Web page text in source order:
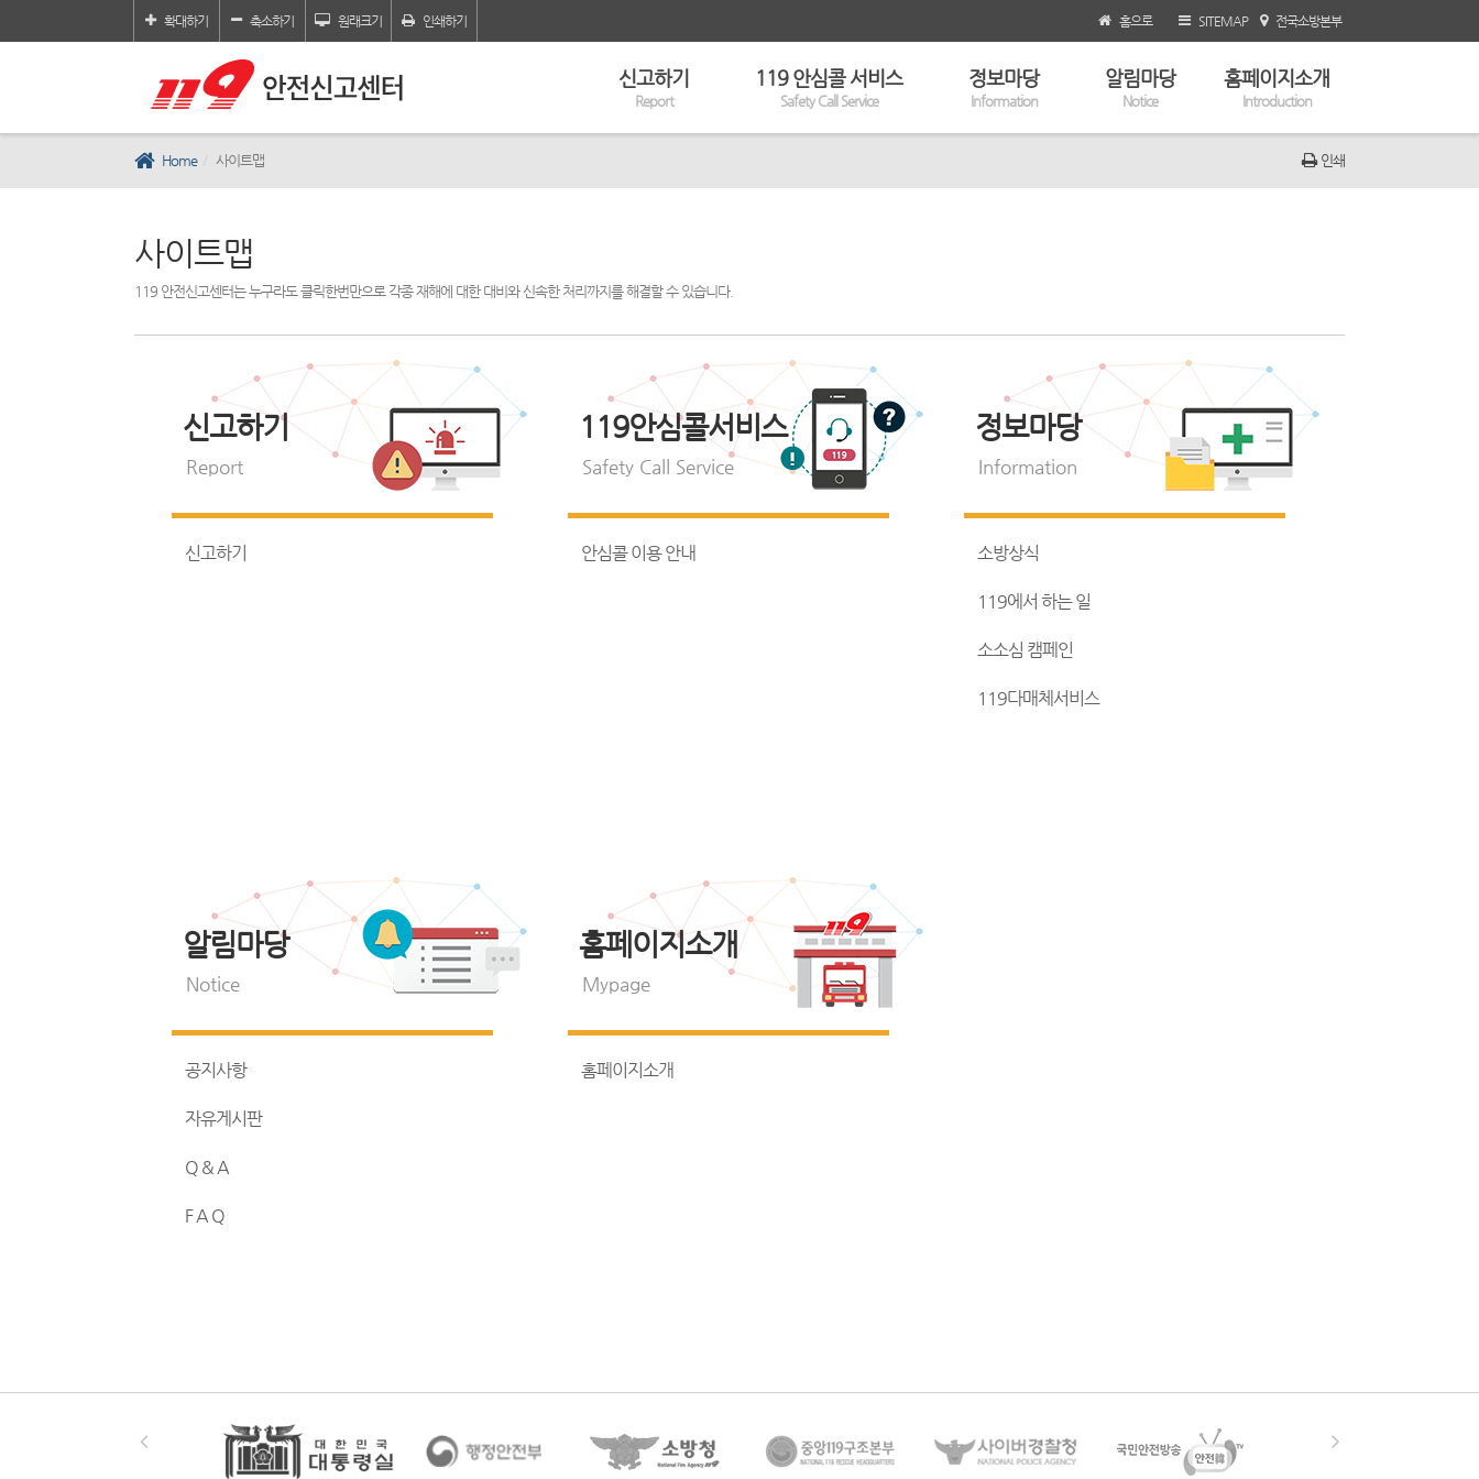
확대하기 축소하기 원래크기 인쇄하기 홈으로 SITEMAP 전국소방본부
신고하기
Report
119 안심콜 서비스
Safety Call Service
정보마당
Information
알림마당
Notice
홈페이지소개
Introduction
Home 사이트맵 인쇄
사이트맵
119 안전신고센터는 누구라도 클릭한번만으로 각종 재해에 대한 대비와 신속한 처리까지를 해결할 수 있습니다.
신고하기
Report
신고하기
119안심콜서비스
Safety Call Service
안심콜 이용 안내
정보마당
Information
소방상식
119에서 하는 일
소소심 캠페인
119다매체서비스
알림마당
Notice
공지사항
자유게시판
Q & A
F A Q
홈페이지소개
Mypage
홈페이지소개